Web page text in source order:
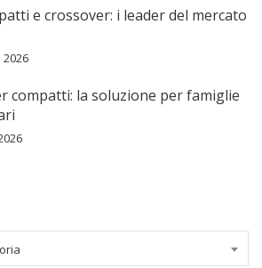
e crossover: i leader del mercato
2026
compatti: la soluzione per famiglie